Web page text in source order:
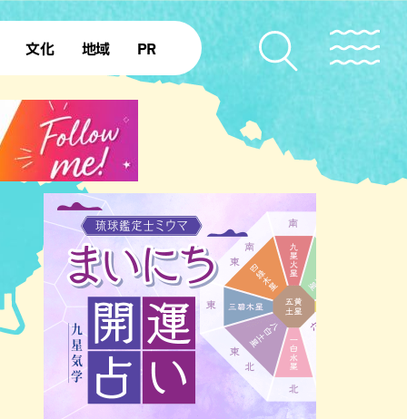
文化
復帰50年
地域
本島北部
本島南部 先島諸島
北部離島
PR